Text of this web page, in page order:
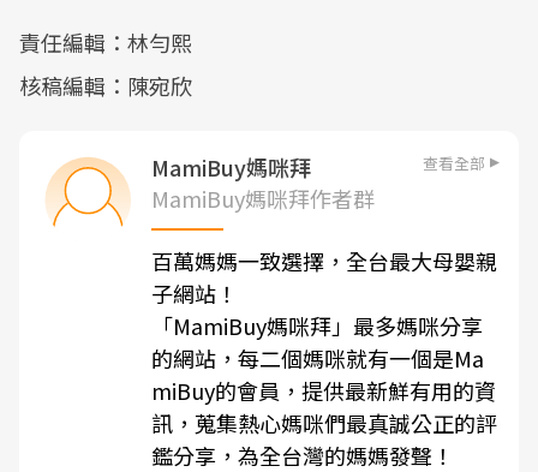
責任編輯：林勻熙
核稿編輯：陳宛欣
MamiBuy媽咪拜 查看全部
MamiBuy媽咪拜作者群
百萬媽媽一致選擇，全台最大母嬰親
子網站！
「MamiBuy媽咪拜」最多媽咪分享
的網站，每二個媽咪就有一個是Ma
miBuy的會員，提供最新鮮有用的資
訊，蒐集熱心媽咪們最真誠公正的評
鑑分享，為全台灣的媽媽發聲！